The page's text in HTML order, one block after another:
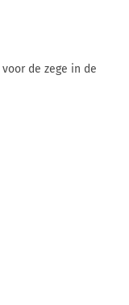
de zege in de